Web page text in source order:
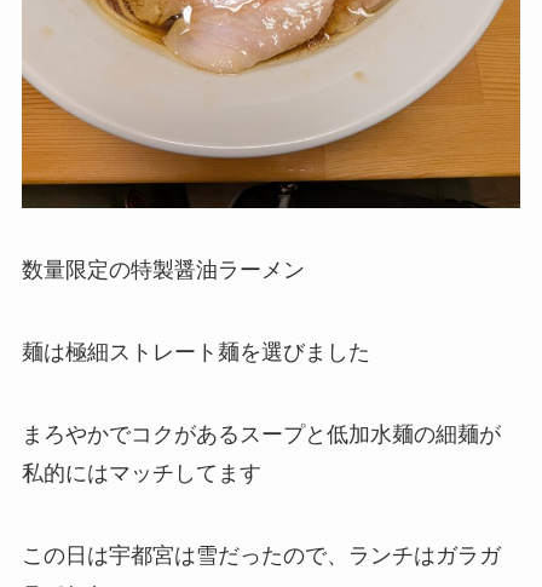
数量限定の特製醤油ラーメン
麺は極細ストレート麺を選びました
まろやかでコクがあるスープと低加水麺の細麺が
私的にはマッチしてます
この日は宇都宮は雪だったので、ランチはガラガ